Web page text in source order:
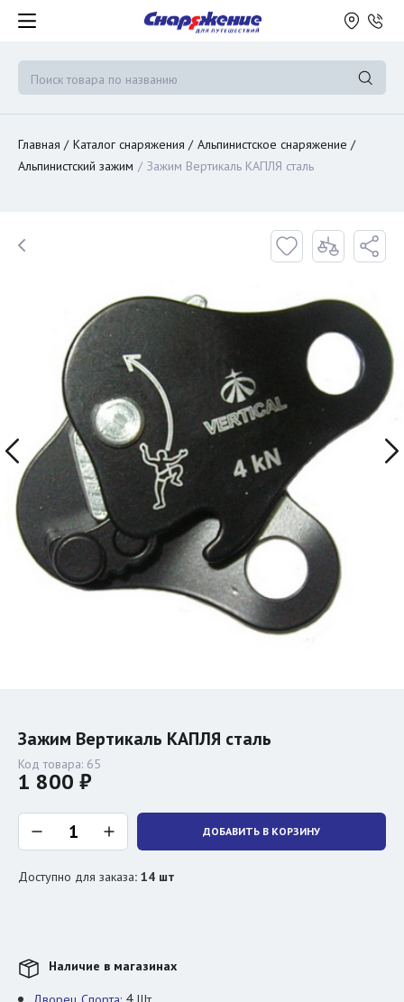
Главная Каталог снаряжения
Альпинистское снаряжение
Альпинистский зажим
Зажим Вертикаль КАПЛЯ сталь
Зажим Вертикаль КАПЛЯ сталь
Код товара: 65
1 800 ₽
ДОБАВИТЬ В КОРЗИНУ
Доступно для заказа: 14 шт
Наличие в магазинах
4